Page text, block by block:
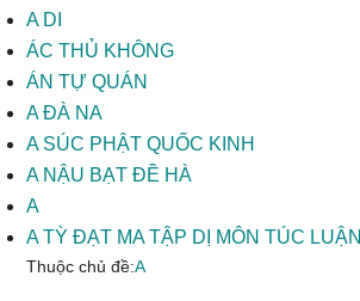
A DI
ÁC THỦ KHÔNG
ÁN TỰ QUÁN
A ĐÀ NA
A SÚC PHẬT QUỐC KINH
A NẬU BẠT ĐỀ HÀ
A
A TỲ ĐẠT MA TẬP DỊ MÔN TÚC LUẬN
Thuộc chủ đề:A